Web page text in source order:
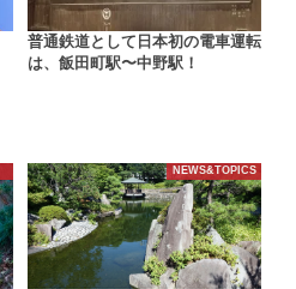
普通鉄道として日本初の電車運転
は、飯田町駅〜中野駅！
NEWS&TOPICS